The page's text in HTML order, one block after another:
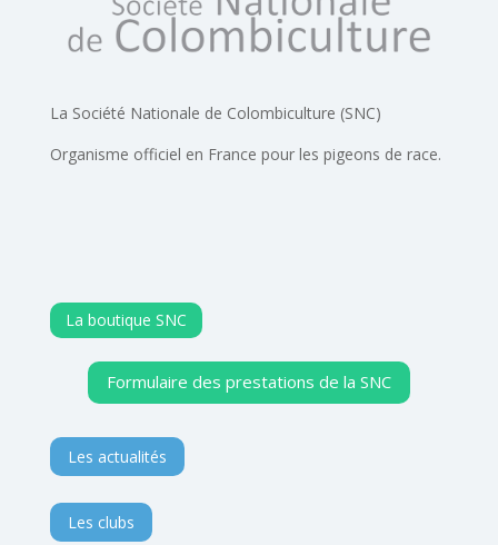
La Société Nationale de Colombiculture (SNC)
Organisme officiel en France pour les pigeons de race.
La boutique SNC
Formulaire des prestations de la SNC
Les actualités
Les clubs